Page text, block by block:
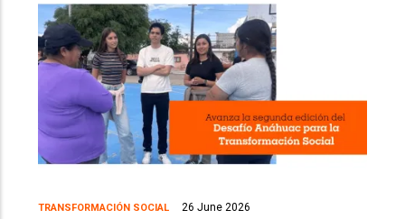
TRANSFORMACIÓN SOCIAL 26 June 2026